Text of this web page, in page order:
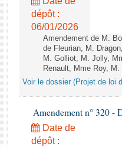
dépôt :
06/01/2026
Amendement de M.
de Fleurian, M.
M. Golliot, M. Jolly,
Renault, Mme Roy,
Voir le dossier (Projet de loi
Amendement n° 320 -
Date de
dépôt :